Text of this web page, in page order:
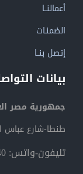
أعمالنــا
الضمنـات
إتصل بنــا
بيانات
جمهورية مصر
طنطا-شارع عباس
تليفون-واتس: 00201014097240